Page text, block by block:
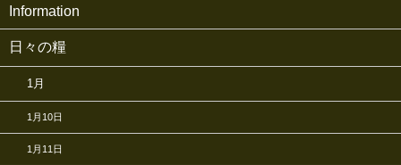
Information
日々の糧
1月
1月10日
1月11日